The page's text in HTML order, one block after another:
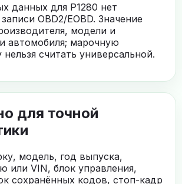
данных для P1280 нет
OBD2/EOBD. Значение
модели и
автомобиля; марочную
считать универсальной.
для точной
модель, год выпуска,
или VIN, блок управления,
сохранённых кодов, стоп-кадр